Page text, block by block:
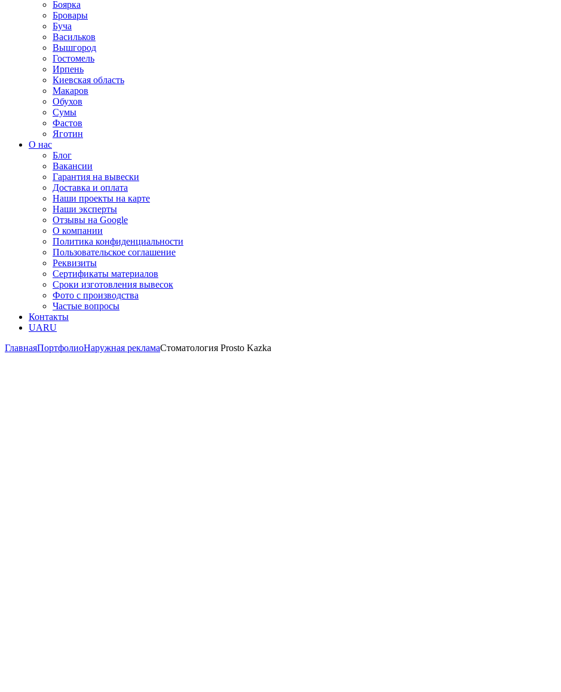
Боярка
Бровары
Буча
Васильков
Вышгород
Гостомель
Ирпень
Киевская область
Макаров
Обухов
Сумы
Фастов
Яготин
О нас
Блог
Вакансии
Гарантия на вывески
Доставка и оплата
Наши проекты на карте
Наши эксперты
Отзывы на Google
О компании
Политика конфиденциальности
Пользовательское соглашение
Реквизиты
Сертификаты материалов
Сроки изготовления вывесок
Фото с производства
Частые вопросы
Контакты
UARU
ГлавнаяПортфолиоНаружная рекламаСтоматология Prosto Kazka